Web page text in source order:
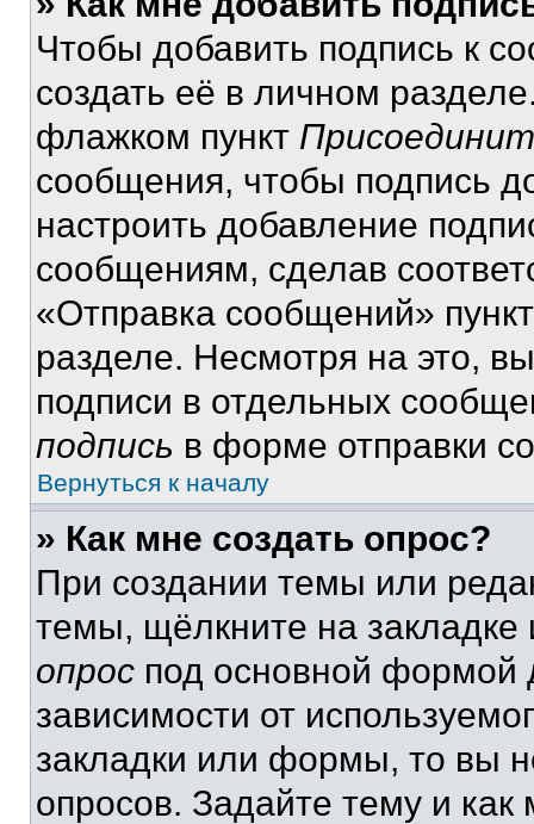
Чтобы добавить подпись к
создать её в личном
флажком пункт
сообщения, чтобы подпись
настроить добавление
сообщениям, сделав
«Отправка сообщений»
разделе. Несмотря на это,
подписи в отдельных
подпись в форме отправки
Вернуться к началу
» Как мне создать опрос?
При создании темы или
темы, щёлкните на
опрос под основной формой
зависимости от
закладки или формы, то вы
опросов. Задайте тему и